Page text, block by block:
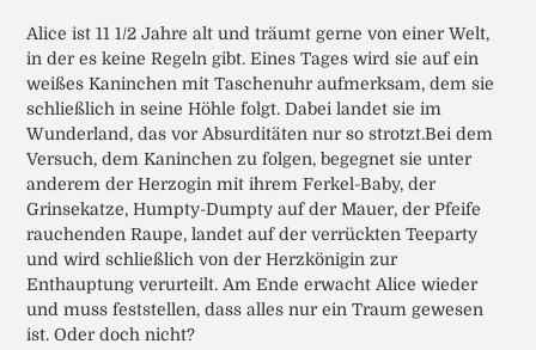
Alice ist 11 1/2 Jahre alt und träumt gerne von einer Welt,
in der es keine Regeln gibt. Eines Tages wird sie auf ein
weißes Kaninchen mit Taschenuhr aufmerksam, dem sie
schließlich in seine Höhle folgt. Dabei landet sie im
Wunderland, das vor Absurditäten nur so strotzt.Bei dem
Versuch, dem Kaninchen zu folgen, begegnet sie unter
anderem der Herzogin mit ihrem Ferkel-Baby, der
Grinsekatze, Humpty-Dumpty auf der Mauer, der Pfeife
rauchenden Raupe, landet auf der verrückten Teeparty
und wird schließlich von der Herzkönigin zur
Enthauptung verurteilt. Am Ende erwacht Alice wieder
und muss feststellen, dass alles nur ein Traum gewesen
ist. Oder doch nicht?